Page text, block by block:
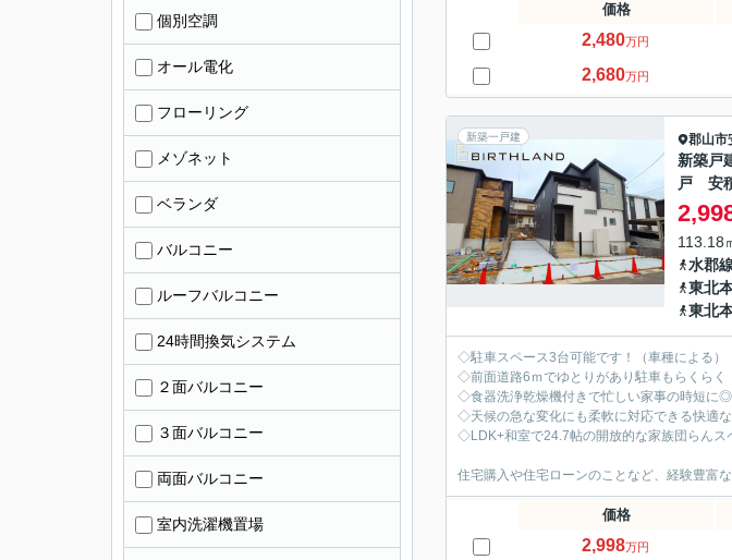
価格
2,480万円
2,680万円
新築一戸建 郡山市
新築戸
戸 安
113.18
水郡
東北
東北
◇駐車スペース3台可能です！（車種による）
◇前面道路6ｍでゆとりがあり駐車もらくらく
◇食器洗浄乾燥機付きで忙しい家事の時短に◎
◇天候の急な変化にも柔軟に対応できる快適な
◇LDK+和室で24.7帖の開放的な家族団らんス
住宅購入や住宅ローンのことなど、経験豊富
価格
2,998万円
個別空調
オール電化
フローリング
メゾネット
ベランダ
バルコニー
ルーフバルコニー
24時間換気システム
２面バルコニー
３面バルコニー
両面バルコニー
室内洗濯機置場